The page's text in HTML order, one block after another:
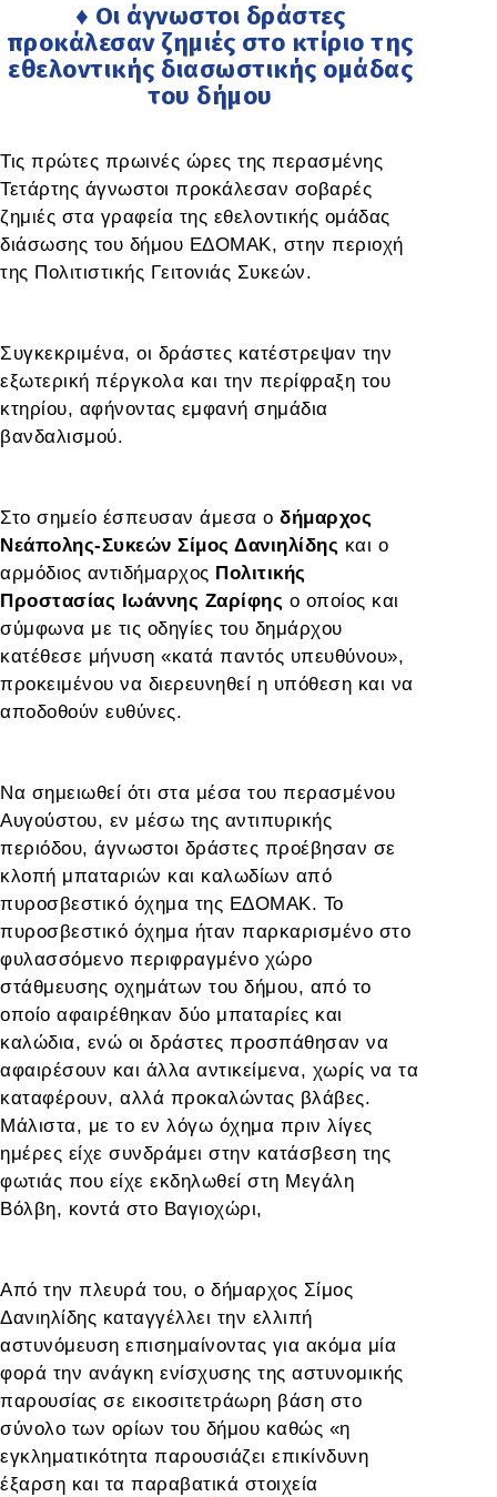
♦ Οι άγνωστοι δράστες
προκάλεσαν ζημιές στο κτίριο της
εθελοντικής διασωστικής ομάδας
του δήμου
Τις πρώτες πρωινές ώρες της περασμένης
Τετάρτης άγνωστοι προκάλεσαν σοβαρές
ζημιές στα γραφεία της εθελοντικής ομάδας
διάσωσης του δήμου ΕΔΟΜΑΚ, στην περιοχή
της Πολιτιστικής Γειτονιάς Συκεών.
Συγκεκριμένα, οι δράστες κατέστρεψαν την
εξωτερική πέργκολα και την περίφραξη του
κτηρίου, αφήνοντας εμφανή σημάδια
βανδαλισμού.
Στο σημείο έσπευσαν άμεσα ο δήμαρχος
Νεάπολης-Συκεών Σίμος Δανιηλίδης και ο
αρμόδιος αντιδήμαρχος Πολιτικής
Προστασίας Ιωάννης Ζαρίφης ο οποίος και
σύμφωνα με τις οδηγίες του δημάρχου
κατέθεσε μήνυση «κατά παντός υπευθύνου»,
προκειμένου να διερευνηθεί η υπόθεση και να
αποδοθούν ευθύνες.
Να σημειωθεί ότι στα μέσα του περασμένου
Αυγούστου, εν μέσω της αντιπυρικής
περιόδου, άγνωστοι δράστες προέβησαν σε
κλοπή μπαταριών και καλωδίων από
πυροσβεστικό όχημα της ΕΔΟΜΑΚ. Το
πυροσβεστικό όχημα ήταν παρκαρισμένο στο
φυλασσόμενο περιφραγμένο χώρο
στάθμευσης οχημάτων του δήμου, από το
οποίο αφαιρέθηκαν δύο μπαταρίες και
καλώδια, ενώ οι δράστες προσπάθησαν να
αφαιρέσουν και άλλα αντικείμενα, χωρίς να τα
καταφέρουν, αλλά προκαλώντας βλάβες.
Μάλιστα, με το εν λόγω όχημα πριν λίγες
ημέρες είχε συνδράμει στην κατάσβεση της
φωτιάς που είχε εκδηλωθεί στη Μεγάλη
Βόλβη, κοντά στο Βαγιοχώρι,
Από την πλευρά του, ο δήμαρχος Σίμος
Δανιηλίδης καταγγέλλει την ελλιπή
αστυνόμευση επισημαίνοντας για ακόμα μία
φορά την ανάγκη ενίσχυσης της αστυνομικής
παρουσίας σε εικοσιτετράωρη βάση στο
σύνολο των ορίων του δήμου καθώς «η
εγκληματικότητα παρουσιάζει επικίνδυνη
έξαρση και τα παραβατικά στοιχεία